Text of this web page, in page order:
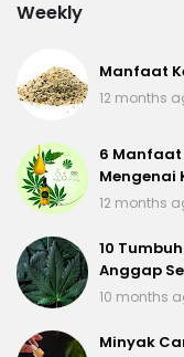
Weekly
Manfaat
12 months
6 Manfaat
Mengenai
12 months
10
Anggap
10 months
Minyak